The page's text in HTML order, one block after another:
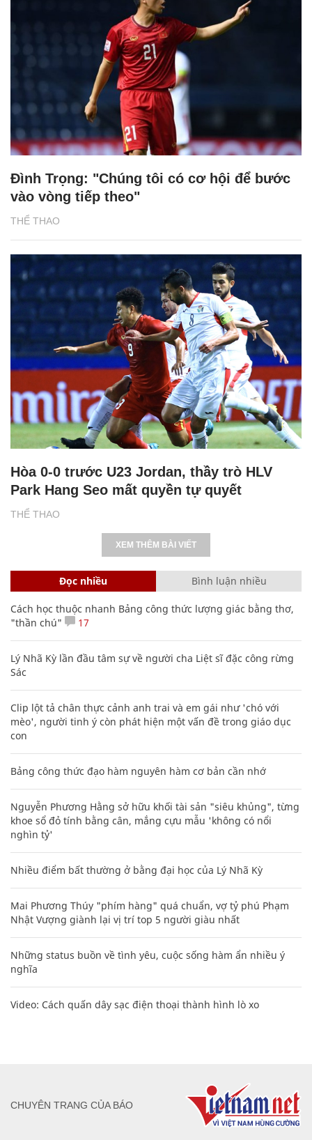
THỂ THAO
Đình Trọng: "Chúng tôi có cơ hội để bước
vào vòng tiếp theo"
THỂ THAO
Hòa 0-0 trước U23 Jordan, thầy trò HLV
Park Hang Seo mất quyền tự quyết
XEM THÊM BÀI VIẾT
Đọc nhiều Bình luận nhiều
Cách học thuộc nhanh Bảng công thức lượng giác bằng thơ,
"thần chú"
17
Lý Nhã Kỳ lần đầu tâm sự về người cha Liệt sĩ đặc công rừng
Sác
Clip lột tả chân thực cảnh anh trai và em gái như 'chó với
mèo', người tinh ý còn phát hiện một vấn đề trong giáo dục
con
Bảng công thức đạo hàm nguyên hàm cơ bản cần nhớ
Nguyễn Phương Hằng sở hữu khối tài sản "siêu khủng", từng
khoe sổ đỏ tính bằng cân, mắng cựu mẫu 'không có nổi
nghìn tỷ'
Nhiều điểm bất thường ở bằng đại học của Lý Nhã Kỳ
Mai Phương Thúy "phím hàng" quá chuẩn, vợ tỷ phú Phạm
Nhật Vượng giành lại vị trí top 5 người giàu nhất
Những status buồn về tình yêu, cuộc sống hàm ẩn nhiều ý
nghĩa
Video: Cách quấn dây sạc điện thoại thành hình lò xo
CHUYÊN TRANG CỦA BÁO